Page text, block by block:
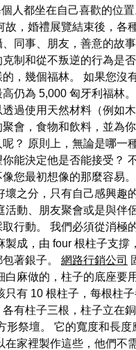
人都坐在自己喜歡的位
故，婚禮展覽結束後，各
同事、朋友，善意的故
制和從不叛逆的行為是
，幾個福林。 如果您沒
仍為 5,000 匈牙利福林
過使用天然材料（例如
會，食物和飲料，並為
？ 原則上，無論是哪一
能決定他是否能接受？
您最初想像的那麼容易
壞之分，只有自己感興趣
活動、朋友聚會或是與伴
行動。 我們必須從消極
製成，由 four 根柱子支
著銀子。 網路行銷公司
白麻做的，柱子的底座要
只有 10 根柱子，每根柱
有柱子三根，柱子立在
形祭壇。 它的寬度和長度
在家裡製作這些，他們